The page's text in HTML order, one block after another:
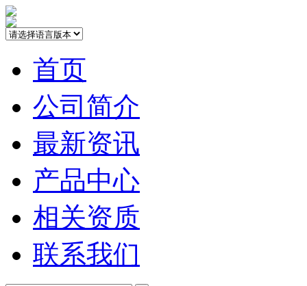
首页
公司简介
最新资讯
产品中心
相关资质
联系我们